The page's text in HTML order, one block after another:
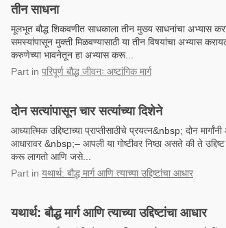
तीन साधना
मूलभूत बौद्ध शिकवणीत साधकाला तीन मुख्य साधनांचा अभ्यास
समस्यांपासून मुक्ती मिळवण्यासाठी या तीन विषयांचा अभ्यास
करुणेच्या भावनेतून हा अभ्यास करू...
Part in परिपूर्ण बौद्ध जीवनः अष्टांगिक मार्ग
दोन सत्यांपासून चार सत्यांच्या दिशेने
आध्यात्मिक उद्दिष्टाच्या प्राप्तीसाठीचे प्रयत्न&nbsp; दोन
आधारावर &nbsp;– आपली या गोष्टीवर निष्ठा असते की ते
करू लागतो आणि जसे...
Part in यथार्थ: बौद्ध मार्ग आणि त्याच्या उद्दिष्टांचा आधार
यथार्थ: बौद्ध मार्ग आणि त्याच्या उद्दिष्टांचा आधार